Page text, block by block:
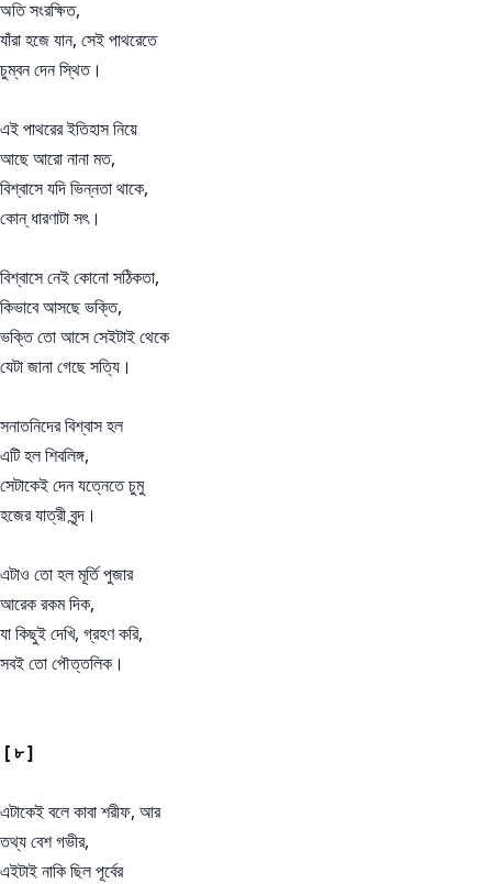
অতি সংরক্ষিত,
যাঁরা হজে যান, সেই পাথরেতে
চুম্বন দেন স্থিত।
এই পাথরের ইতিহাস নিয়ে
আছে আরো নানা মত,
বিশ্বাসে যদি ভিন্নতা থাকে,
কোন্ ধারণাটা সৎ।
বিশ্বাসে নেই কোনো সঠিকতা,
কিভাবে আসছে ভক্তি,
ভক্তি তো আসে সেইটাই থেকে
যেটা জানা গেছে সত্যি।
সনাতনিদের বিশ্বাস হল
এটি হল শিবলিঙ্গ,
সেটাকেই দেন যত্নেতে চুমু
হজের যাত্রী বৃন্দ।
এটাও তো হল মূর্তি পুজার
আরেক রকম দিক,
যা কিছুই দেখি, গ্রহণ করি,
সবই তো পৌত্তলিক।
[ ৮ ]
এটাকেই বলে কাবা শরীফ, আর
তথ্য বেশ গভীর,
এইটাই নাকি ছিল পূর্বের